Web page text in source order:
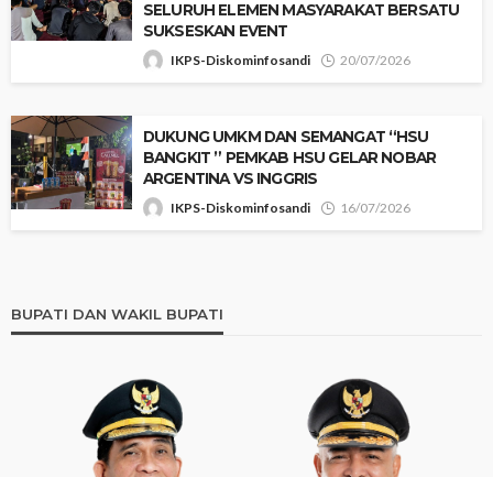
SELURUH ELEMEN MASYARAKAT BERSATU
SUKSESKAN EVENT
IKPS-Diskominfosandi 20/07/2026
‎​DUKUNG UMKM DAN SEMANGAT “HSU
BANGKIT ” PEMKAB HSU GELAR NOBAR
ARGENTINA VS INGGRIS
IKPS-Diskominfosandi 16/07/2026
BUPATI DAN WAKIL BUPATI